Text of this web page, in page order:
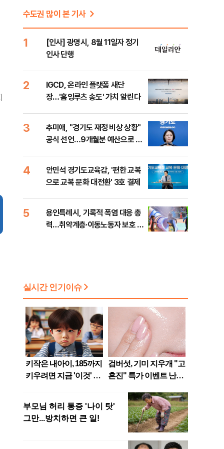
수도권 많이 본 기사
1
[인사] 광명시, 8월 11일자 정기
인사 단행
2
IGCD, 온라인 플랫폼 새단
장…'홈잉루츠 송도' 가치 알린다
3
추미애, "경기도 재정 비상 상황"
공식 선언…9개월분 예산으로 민
4
안민석 경기도교육감, '편한 교복
으로 교복 문화 대전환' 3호 결제
5
용인특례시, 기록적 폭염 대응 총
력…취약계층·이동노동자 보호 강